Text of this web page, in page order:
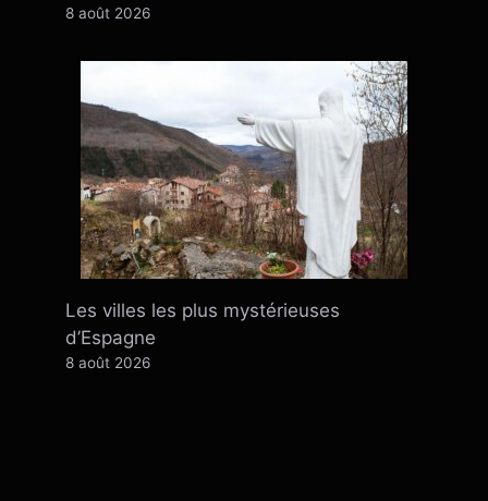
8 août 2026
Les villes les plus mystérieuses
d’Espagne
8 août 2026